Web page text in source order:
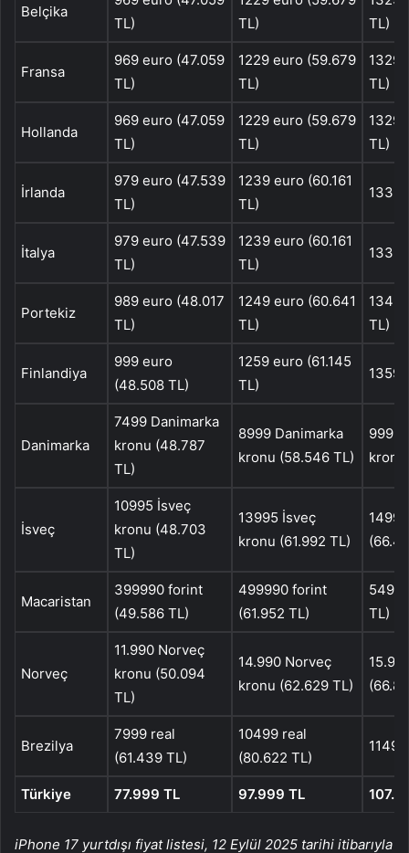
Belçika
TL)
TL)
TL)
Fransa
969 euro (47.059
TL)
1229 euro (59.679
TL)
1329
TL)
Hollanda
969 euro (47.059
TL)
1229 euro (59.679
TL)
1329
TL)
İrlanda
979 euro (47.539
TL)
1239 euro (60.161
TL)
1339
İtalya
979 euro (47.539
TL)
1239 euro (60.161
TL)
1339
Portekiz
989 euro (48.017
TL)
1249 euro (60.641
TL)
1349
TL)
Finlandiya
999 euro
(48.508 TL)
1259 euro (61.145
TL)
1359
Danimarka
7499 Danimarka
kronu (48.787
TL)
8999 Danimarka
kronu (58.546 TL)
9999
kronu
İsveç
10995 İsveç
kronu (48.703
TL)
13995 İsveç
kronu (61.992 TL)
Macaristan
399990 forint
(49.586 TL)
499990 forint
(61.952 TL)
TL)
Norveç
11.990 Norveç
kronu (50.094
TL)
14.990 Norveç
kronu (62.629 TL)
Brezilya
7999 real
(61.439 TL)
10499 real
(80.622 TL)
Türkiye 77.999 TL 97.999 TL
iPhone 17 yurtdışı fiyat listesi, 12 Eylül 2025 tarihi itibarıyla